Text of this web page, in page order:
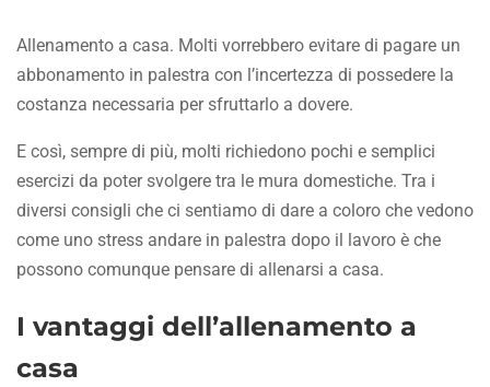
Allenamento a casa. Molti vorrebbero evitare di pagare un
abbonamento in palestra con l’incertezza di possedere la
costanza necessaria per sfruttarlo a dovere.
E così, sempre di più, molti richiedono pochi e semplici
esercizi da poter svolgere tra le mura domestiche. Tra i
diversi consigli che ci sentiamo di dare a coloro che vedono
come uno stress andare in palestra dopo il lavoro è che
possono comunque pensare di allenarsi a casa.
I vantaggi dell’allenamento a
casa